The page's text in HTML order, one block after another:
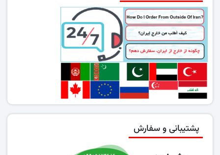
پشتیبانی و سفارش